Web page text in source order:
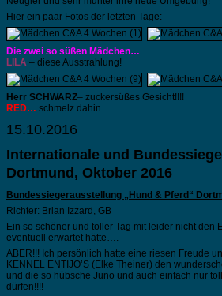
Hier ein paar Fotos der letzten Tage:
Die zwei so süßen Mädchen…
LILA – diese Ausstrahlung!
Herr SCHWARZ– zuckersüßes
RED… schmelz dahin
15.10.2016
Internationale und
Dortmund, Oktober 2016
Bundessiegerausstellung „Hund & Pferd“
Richter: Brian Izzard, GB
Ein so schöner und toller Tag mit leider nicht den
eventuell erwartet hätte….
ABER!!! Ich persönlich hatte eine riesen Freude
KENNEL ENTIJO’S (Elke Theiner) den
und die so hübsche Juno und auch einfach nur
dürfen!!!!